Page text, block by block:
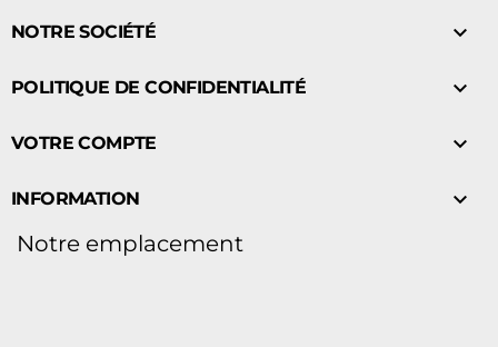
NOTRE SOCIÉTÉ 
POLITIQUE DE CONFIDENTIALITÉ 
VOTRE COMPTE 
INFORMATION

Notre emplacement